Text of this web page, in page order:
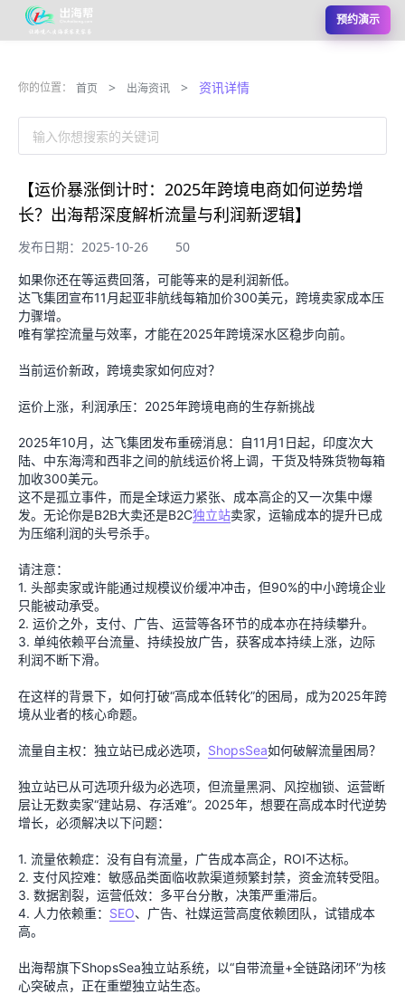
预约演示
你的位置： 首页 > 出海资讯 > 资讯详情
输入你想搜索的关键词
【运价暴涨倒计时：2025年跨境电商如何逆势增
长？出海帮深度解析流量与利润新逻辑】
发布日期：2025-10-26 50
如果你还在等运费回落，可能等来的是利润新低。
达飞集团宣布11月起亚非航线每箱加价300美元，跨境卖家成本压
力骤增。
唯有掌控流量与效率，才能在2025年跨境深水区稳步向前。
当前运价新政，跨境卖家如何应对？
运价上涨，利润承压：2025年跨境电商的生存新挑战
2025年10月，达飞集团发布重磅消息：自11月1日起，印度次大
陆、中东海湾和西非之间的航线运价将上调，干货及特殊货物每箱
加收300美元。
这不是孤立事件，而是全球运力紧张、成本高企的又一次集中爆
发。无论你是B2B大卖还是B2C独立站卖家，运输成本的提升已成
为压缩利润的头号杀手。
请注意：
1. 头部卖家或许能通过规模议价缓冲冲击，但90%的中小跨境企业
只能被动承受。
2. 运价之外，支付、广告、运营等各环节的成本亦在持续攀升。
3. 单纯依赖平台流量、持续投放广告，获客成本持续上涨，边际
利润不断下滑。
在这样的背景下，如何打破“高成本低转化”的困局，成为2025年跨
境从业者的核心命题。
流量自主权：独立站已成必选项， ShopsSea如何破解流量困局？
独立站已从可选项升级为必选项，但流量黑洞、风控枷锁、运营断
层让无数卖家“建站易、存活难”。2025年，想要在高成本时代逆势
增长，必须解决以下问题：
1. 流量依赖症：没有自有流量，广告成本高企，ROI不达标。
2. 支付风控难：敏感品类面临收款渠道频繁封禁，资金流转受阻。
3. 数据割裂，运营低效：多平台分散，决策严重滞后。
4. 人力依赖重： SEO、广告、社媒运营高度依赖团队，试错成本
高。
出海帮旗下ShopsSea独立站系统，以“自带流量+全链路闭环”为核
心突破点，正在重塑独立站生态。